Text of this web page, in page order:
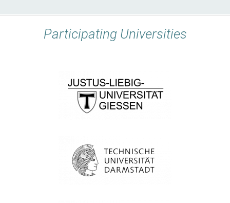
Participating Universities